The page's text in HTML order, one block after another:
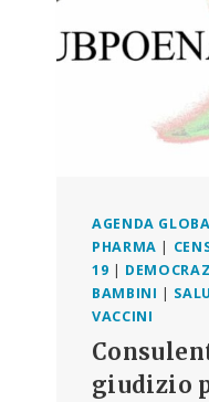
AGENDA
PHARMA |
19 |
BAMBINI |
VACCINI
giudizio